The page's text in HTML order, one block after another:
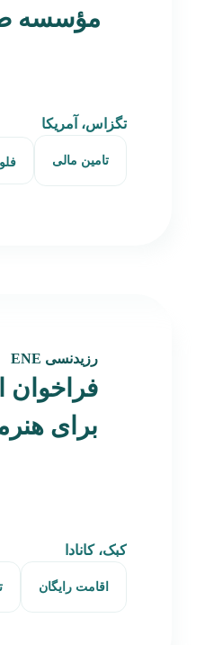
مؤسسه
تگزاس، آمریکا
تامین مالی
رزیدنسی ENE
فراخوان
برای
کبک، کانادا
اقامت رایگان